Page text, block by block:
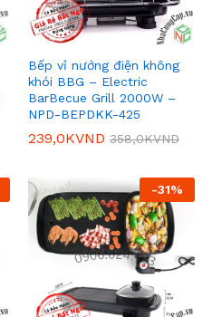
Bếp vỉ nướng điện không
khói BBG – Electric
BarBecue Grill 2000W –
NPD-BEPDKK-425
239,0KVND 358,0KVND
-31%